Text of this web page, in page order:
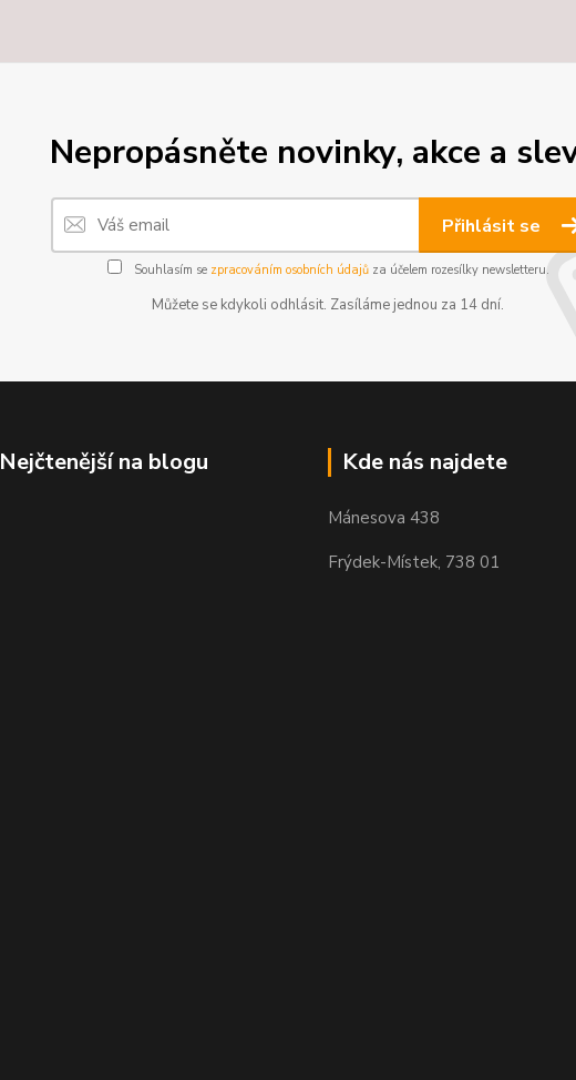
Nepropásněte novinky, akce a
Přihlásit se
Souhlasím se zpracováním osobních údajůza účelem rozesílky newsletteru.
Můžete se kdykoli odhlásit. Zasíláme jednou za 14 dní.
Nejčtenější na blogu Kde nás najdete
Mánesova 438
Frýdek-Místek, 738 01